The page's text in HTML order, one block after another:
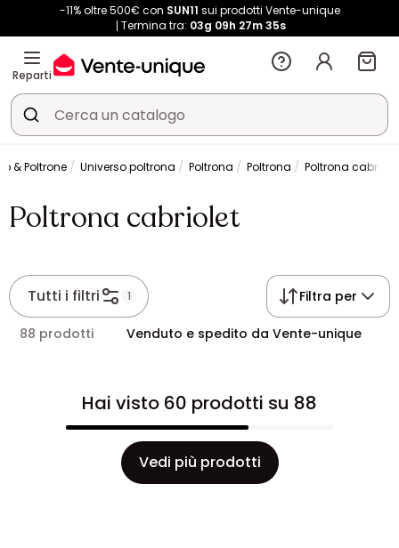
-11% oltre 500€ con SUN11 sui prodotti Vente-unique
Termina tra: 03g 09h 27m35s
Reparti
& Poltrone Universo poltrona Poltrona Poltrona Poltrona cabriolet
Poltrona cabriolet
Tutti i filtri 1 Filtra per
88 prodotti Venduto e spedito da Vente-unique
Hai visto 60 prodotti su 88
Vedi più prodotti